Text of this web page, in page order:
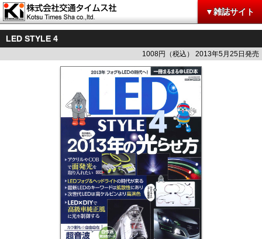
▼雑誌サイト
LED STYLE 4
1008円（税込） 2013年5月25日発売